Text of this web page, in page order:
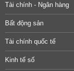
Tài chính - Ngân hàng
Bất động sản
Tài chính quốc tế
Kinh tế số